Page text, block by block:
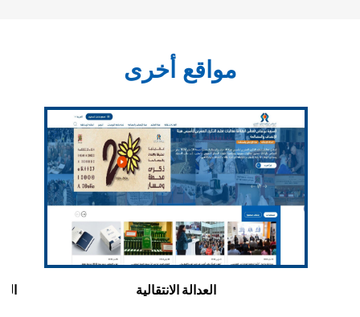
مواقع أخرى
العدالة الانتقالية